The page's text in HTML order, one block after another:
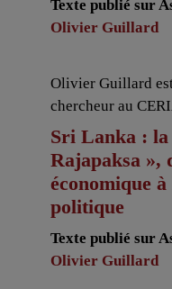
Texte publié sur
Olivier Guillard
Olivier Guillard
chercheur au
Sri Lanka : la
Rajapaksa »,
économique
politique
Texte publié sur
Olivier Guillard